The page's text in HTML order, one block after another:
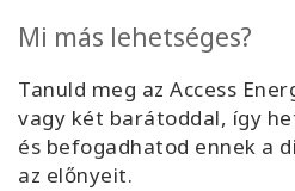
Mi más lehetséges?
Tanuld meg az Access
vagy két barátoddal, így
és befogadhatod ennek a
az előnyeit.